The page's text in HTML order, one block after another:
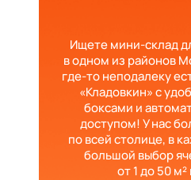
Ищете мини-склад
в одном из районов
где-то неподалеку
«Кладовкин» с
боксами и
доступом! У нас
по всей столице, в
большой выбор
от 1 до 50